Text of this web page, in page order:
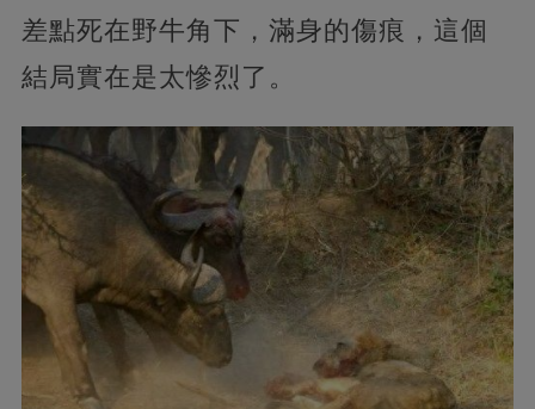
差點死在野牛角下，滿身的傷痕，這個
結局實在是太慘烈了。